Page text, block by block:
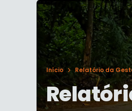
Início Relatório da